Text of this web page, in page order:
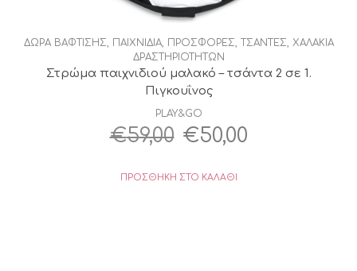
ΔΩΡΑ ΒΑΦΤΙΣΗΣ, ΠΑΙΧΝΙΔΙΑ, ΠΡΟΣΦΟΡΕΣ, ΤΣΑΝΤΕΣ, ΧΑΛΑΚΙΑ
ΔΡΑΣΤΗΡΙΟΤΗΤΩΝ
Στρώμα παιχνιδιού μαλακό – τσάντα 2 σε 1.
Πιγκουΐνος
PLAY&GO
€59,00 Original
€50,00Η
ΠΡΟΣΘΉΚΗ ΣΤΟ ΚΑΛΆΘΙ